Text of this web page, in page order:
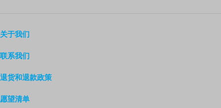
关于我们
联系我们
退货和退款政策
愿望清单